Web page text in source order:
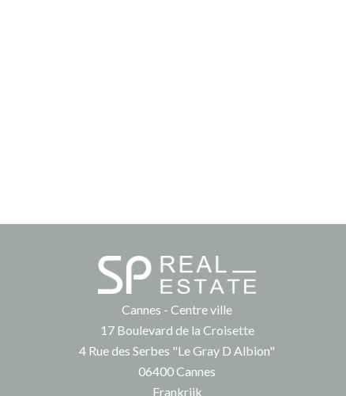
Cannes - Centre ville
17 Boulevard de la Croisette
4 Rue des Serbes "Le Gray D Albion"
06400Cannes
Frankrijk